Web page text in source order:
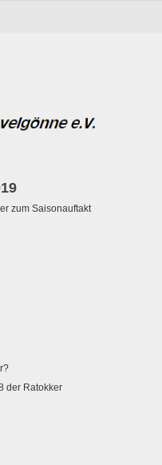
zum Saisonauftakt
der Ratokker